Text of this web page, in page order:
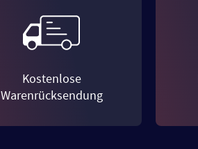
Kostenlose
Warenrücksendung